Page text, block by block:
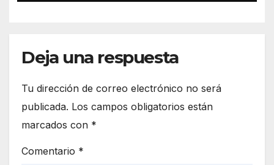
Deja una respuesta
Tu dirección de correo electrónico no será
publicada. Los campos obligatorios están
marcados con *
Comentario *